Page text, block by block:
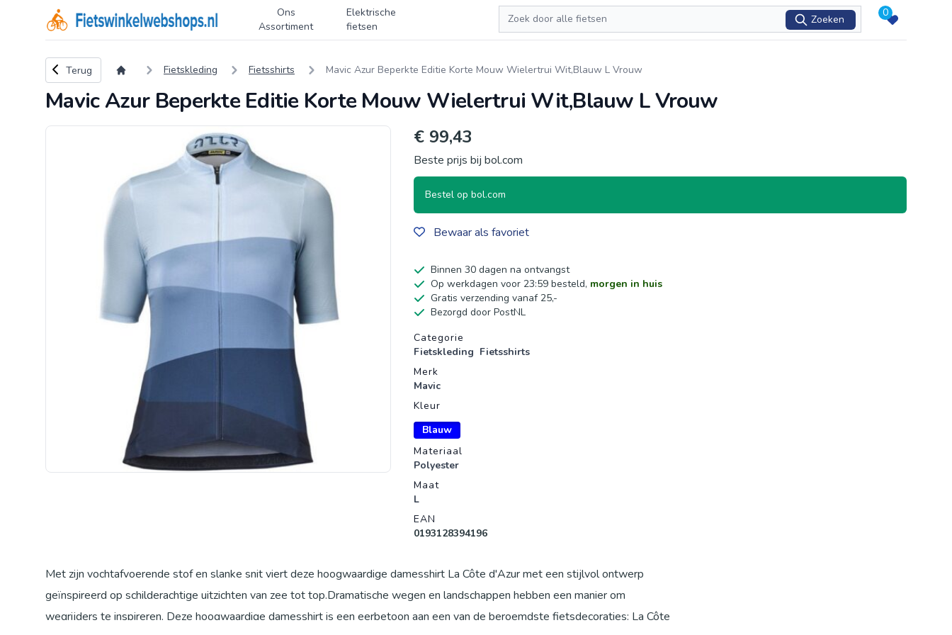
Logo Fietswinkelwebshops.nl
Ons
Assortiment
Elektrische
fietsen
Zoeken
Zoeken
0
Terug naar overzicht
Terug Fietskleding Fietsshirts Mavic Azur Beperkte Editie Korte Mouw Wielertrui Wit,Blauw L Vrouw
Mavic Azur Beperkte Editie Korte Mouw Wielertrui Wit,Blauw L Vrouw
€ 99,43
Beste prijs bij bol.com
Bestel op bol.com
Bewaar als favoriet
Binnen 30 dagen na ontvangst
Op werkdagen voor 23:59 besteld, morgen in huis
Gratis verzending vanaf 25,-
Bezorgd door PostNL
Productgegevens
Categorie
Fietskleding Fietsshirts
Merk
Mavic
Kleur
Blauw
Materiaal
Polyester
Maat
L
EAN
0193128394196
Met zijn vochtafvoerende stof en slanke snit viert deze hoogwaardige damesshirt La Côte d'Azur met een stijlvol ontwerp
geïnspireerd op schilderachtige uitzichten van zee tot top.Dramatische wegen en landschappen hebben een manier om
wegrijders te inspireren. Deze hoogwaardige damesshirt is een eerbetoon aan een van de beroemdste fietsdecoraties: La Côte